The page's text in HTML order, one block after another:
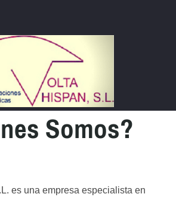
Somos?
es una empresa especialista en